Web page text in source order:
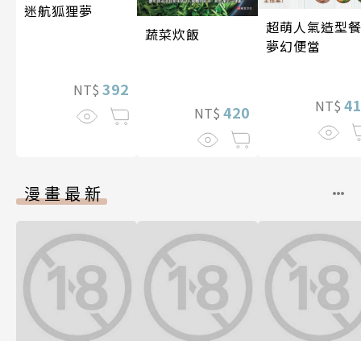
迷航狐狸夢
NT$ 392
蔬菜炊飯
NT$ 420
超萌人氣造型
夢幻便當
NT$
漫畫最新